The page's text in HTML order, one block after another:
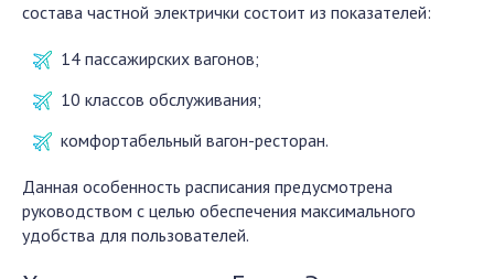
состава частной электрички состоит из показателей:
14 пассажирских вагонов;
10 классов обслуживания;
комфортабельный вагон-ресторан.
Данная особенность расписания предусмотрена
руководством с целью обеспечения максимального
удобства для пользователей.